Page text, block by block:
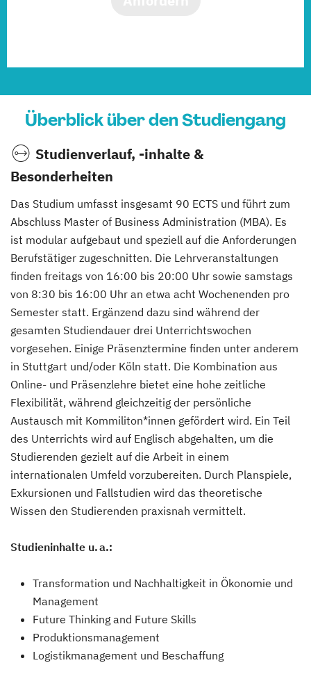
Überblick über den Studiengang
Studienverlauf, -inhalte &
Besonderheiten
Das Studium umfasst insgesamt 90 ECTS und führt zum
Abschluss Master of Business Administration (MBA). Es
ist modular aufgebaut und speziell auf die Anforderungen
Berufstätiger zugeschnitten. Die Lehrveranstaltungen
finden freitags von 16:00 bis 20:00 Uhr sowie samstags
von 8:30 bis 16:00 Uhr an etwa acht Wochenenden pro
Semester statt. Ergänzend dazu sind während der
gesamten Studiendauer drei Unterrichtswochen
vorgesehen. Einige Präsenztermine finden unter anderem
in Stuttgart und/oder Köln statt. Die Kombination aus
Online- und Präsenzlehre bietet eine hohe zeitliche
Flexibilität, während gleichzeitig der persönliche
Austausch mit Kommiliton*innen gefördert wird. Ein Teil
des Unterrichts wird auf Englisch abgehalten, um die
Studierenden gezielt auf die Arbeit in einem
internationalen Umfeld vorzubereiten. Durch Planspiele,
Exkursionen und Fallstudien wird das theoretische
Wissen den Studierenden praxisnah vermittelt.
Studieninhalte u. a.:
Transformation und Nachhaltigkeit in Ökonomie und
Management
Future Thinking and Future Skills
Produktionsmanagement
Logistikmanagement und Beschaffung